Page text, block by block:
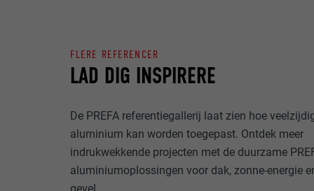
LAD DIG INSPIRERE
FLERE REFERENCER
De PREFA referentiegallerij laat zien hoe
aluminium kan worden toegepast. Ontdek meer
indrukwekkende projecten met de duurzame
aluminiumoplossingen voor dak, zonne-energie
gevel.
UDBYDER
FORMÅL
NAVN
COOKIES TIL
"Cookies til
af websteder.
NAVN
UDBYDER